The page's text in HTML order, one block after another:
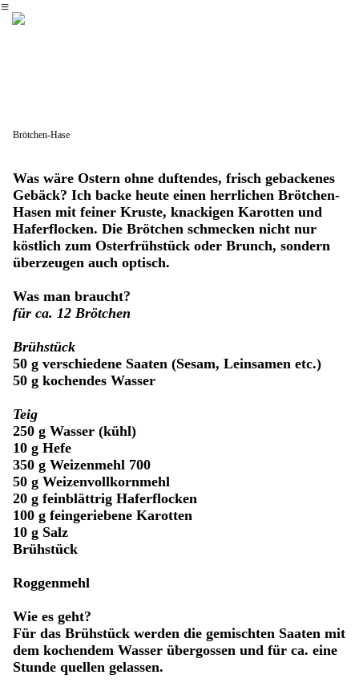
︎
Brötchen-Hase
Was wäre Ostern ohne duftendes, frisch gebackenes
Gebäck? Ich backe heute einen herrlichen Brötchen-
Hasen mit feiner Kruste, knackigen Karotten und
Haferflocken. Die Brötchen schmecken nicht nur
köstlich zum Osterfrühstück oder Brunch, sondern
überzeugen auch optisch.
Was man braucht?
für ca. 12 Brötchen
Brühstück
50 g verschiedene Saaten (Sesam, Leinsamen etc.)
50 g kochendes Wasser
Teig
250 g Wasser (kühl)
10 g Hefe
350 g Weizenmehl 700
50 g Weizenvollkornmehl
20 g feinblättrig Haferflocken
100 g feingeriebene Karotten
10 g Salz
Brühstück
Roggenmehl
Wie es geht?
Für das Brühstück werden die gemischten Saaten mit
dem kochendem Wasser übergossen und für ca. eine
Stunde quellen gelassen.